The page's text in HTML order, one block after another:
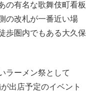
の有名な歌舞伎町看板
の改札が一番近い場
歩圏内でもある大久保
ラーメン祭として
出店予定のイベント